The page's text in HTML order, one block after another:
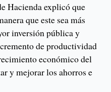
Hacienda explicó que
que este sea más
inversión pública y
de productividad
económico del
y mejorar los ahorros e